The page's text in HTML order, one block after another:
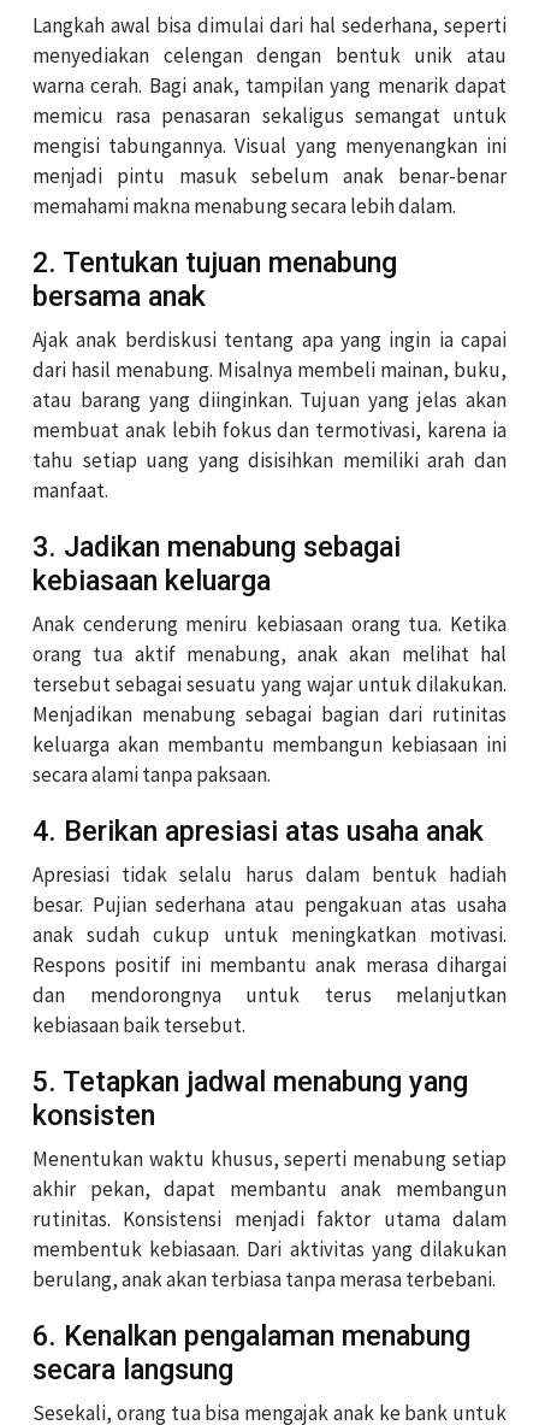
Langkah awal bisa dimulai dari hal sederhana, seperti
menyediakan celengan dengan bentuk unik atau
warna cerah. Bagi anak, tampilan yang menarik dapat
memicu rasa penasaran sekaligus semangat untuk
mengisi tabungannya. Visual yang menyenangkan ini
menjadi pintu masuk sebelum anak benar-benar
memahami makna menabung secara lebih dalam.
2. Tentukan tujuan menabung
bersama anak
Ajak anak berdiskusi tentang apa yang ingin ia capai
dari hasil menabung. Misalnya membeli mainan, buku,
atau barang yang diinginkan. Tujuan yang jelas akan
membuat anak lebih fokus dan termotivasi, karena ia
tahu setiap uang yang disisihkan memiliki arah dan
manfaat.
3. Jadikan menabung sebagai
kebiasaan keluarga
Anak cenderung meniru kebiasaan orang tua. Ketika
orang tua aktif menabung, anak akan melihat hal
tersebut sebagai sesuatu yang wajar untuk dilakukan.
Menjadikan menabung sebagai bagian dari rutinitas
keluarga akan membantu membangun kebiasaan ini
secara alami tanpa paksaan.
4. Berikan apresiasi atas usaha anak
Apresiasi tidak selalu harus dalam bentuk hadiah
besar. Pujian sederhana atau pengakuan atas usaha
anak sudah cukup untuk meningkatkan motivasi.
Respons positif ini membantu anak merasa dihargai
dan mendorongnya untuk terus melanjutkan
kebiasaan baik tersebut.
5. Tetapkan jadwal menabung yang
konsisten
Menentukan waktu khusus, seperti menabung setiap
akhir pekan, dapat membantu anak membangun
rutinitas. Konsistensi menjadi faktor utama dalam
membentuk kebiasaan. Dari aktivitas yang dilakukan
berulang, anak akan terbiasa tanpa merasa terbebani.
6. Kenalkan pengalaman menabung
secara langsung
Sesekali, orang tua bisa mengajak anak ke bank untuk